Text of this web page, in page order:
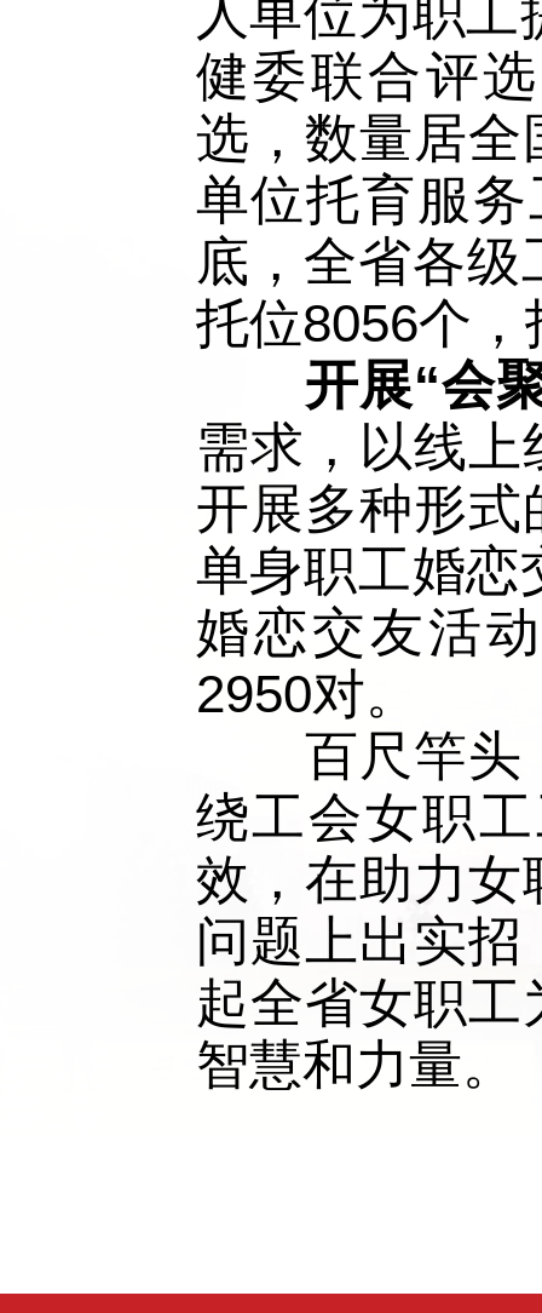
人单位为职
健委联合评
选，数量居全
单位托育服
底，全省各
托位8056个
开展“会
需求，以线
开展多种形
单身职工婚恋
婚恋交友活
2950对。
百尺竿头，
绕工会女职
效，在助力女
问题上出实
起全省女职
智慧和力量。